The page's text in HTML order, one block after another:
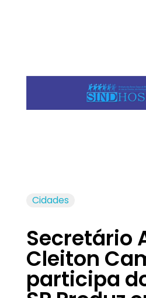
Cidades
Secretário
Cleiton
participa